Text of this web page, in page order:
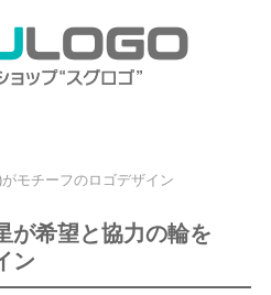
モチーフのロゴデザイン
が希望と協力の輪を
ン